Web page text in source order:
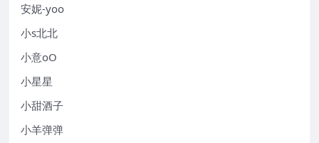
安妮-yoo
小s北北
小意oO
小星星
小甜酒子
小羊弹弹